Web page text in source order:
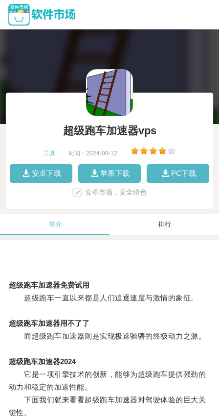
超级跑车加速器vps
工具 时间：2024-08-12
安卓下载 苹果下载 PC下载
安卓市场，安全绿色
简介 排行
超级跑车加速器免费试用
超级跑车一直以来都是人们追逐速度与激情的象征。
超级跑车加速器用不了了
而超级跑车加速器则是实现极速驰骋的终极动力之源。
超级跑车加速器2024
它是一项引擎技术的创新，能够为超级跑车提供强劲的
动力和稳定的加速性能。
下面我们就来看看超级跑车加速器对驾驶体验的巨大关
键性。